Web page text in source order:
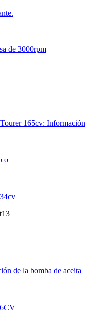
de 3000rpm
165cv: Información
de la bomba de aceita